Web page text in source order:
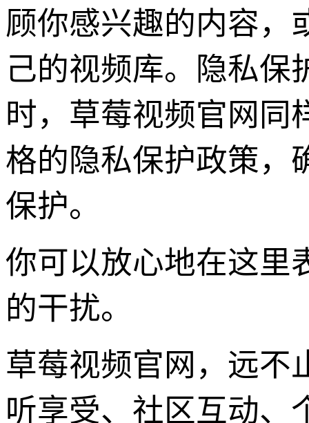
顾你感兴趣的内容，
己的视频库。隐私保
时，草莓视频官网同
格的隐私保护政策，
保护。
你可以放心地在这里
的干扰。
草莓视频官网，远不
听享受、社区互动、